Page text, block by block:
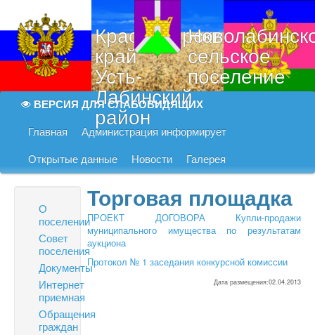
Краснодарский
край
Усть-
Лабинский
район
сельское
поселение
ВЕРСИЯ ДЛЯ СЛАБОВИДЯЩИХ
Главная Администрация информирует
Открытые данные Новости Галерея
О
поселении
Совет
поселения
Документы
Интернет
приемная
Обращения
граждан
Торговая площадка
ПРОЕКТ ДОГОВОРА Купли-продажи
муниципального имущества по результатам
аукциона
Протокол № 1 заседания конкурсной комиссии
Дата размещения:02.04.2013